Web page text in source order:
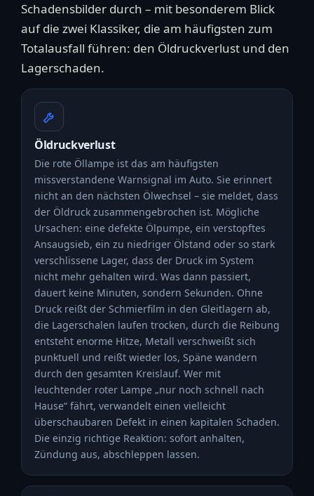
Schadensbilder durch – mit besonderem Blick
auf die zwei Klassiker, die am häufigsten zum
Totalausfall führen: den Öldruckverlust und den
Lagerschaden.
Öldruckverlust
Die rote Öllampe ist das am häufigsten
missverstandene Warnsignal im Auto. Sie erinnert
nicht an den nächsten Ölwechsel – sie meldet, dass
der Öldruck zusammengebrochen ist. Mögliche
Ursachen: eine defekte Ölpumpe, ein verstopftes
Ansaugsieb, ein zu niedriger Ölstand oder so stark
verschlissene Lager, dass der Druck im System
nicht mehr gehalten wird. Was dann passiert,
dauert keine Minuten, sondern Sekunden. Ohne
Druck reißt der Schmierfilm in den Gleitlagern ab,
die Lagerschalen laufen trocken, durch die Reibung
entsteht enorme Hitze, Metall verschweißt sich
punktuell und reißt wieder los, Späne wandern
durch den gesamten Kreislauf. Wer mit
leuchtender roter Lampe „nur noch schnell nach
Hause“ fährt, verwandelt einen vielleicht
überschaubaren Defekt in einen kapitalen Schaden.
Die einzig richtige Reaktion: sofort anhalten,
Zündung aus, abschleppen lassen.